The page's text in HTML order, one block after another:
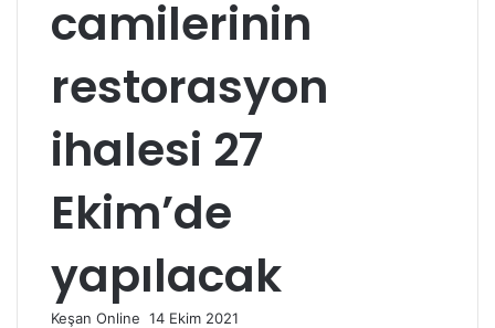
camilerinin
restorasyon
ihalesi 27
Ekim’de
yapılacak
Keşan Online Bir
14 Ekim 2021